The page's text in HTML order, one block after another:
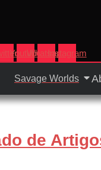
YoutubeWhatsappInstagram
Savage Worlds
de